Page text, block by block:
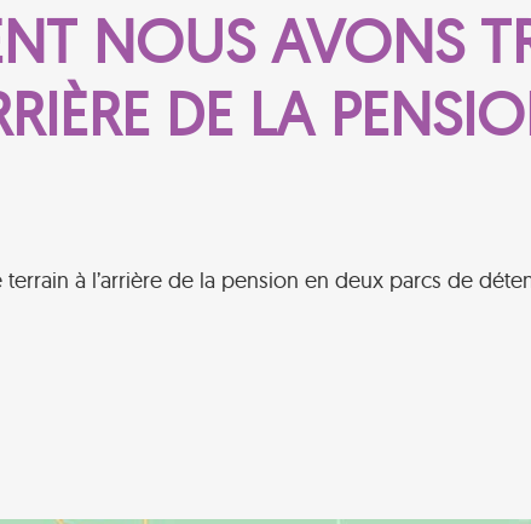
NOUS AVONS
DE LA
à l’arrière de la pension en deux parcs de